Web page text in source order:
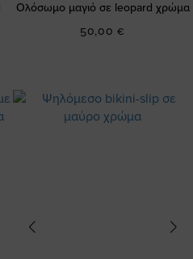
Ολόσωμο μαγιό σε leopard χρώμα
50,00 €